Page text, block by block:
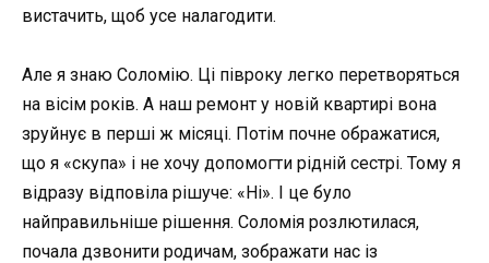
вистачить, щоб усе налагодити.
Але я знаю Соломію. Ці півроку легко перетворяться
на вісім років. А наш ремонт у новій квартирі вона
зруйнує в перші ж місяці. Потім почне ображатися,
що я «скупа» і не хочу допомогти рідній сестрі. Тому я
відразу відповіла рішуче: «Ні». І це було
найправильніше рішення. Соломія розлютилася,
почала дзвонити родичам, зображати нас із